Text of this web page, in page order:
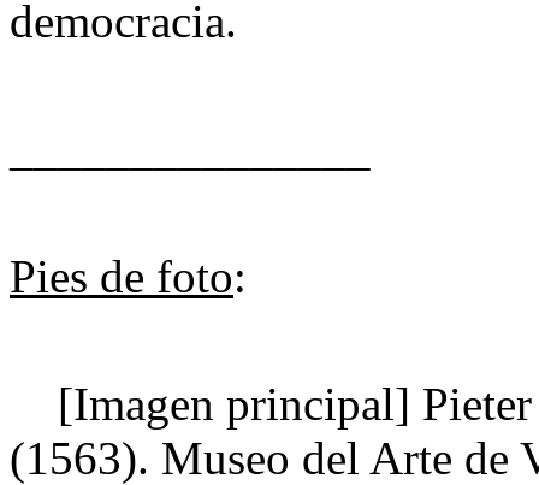
democracia.
Pies de foto:
[Imagen principal]
(1563). Museo del Arte de